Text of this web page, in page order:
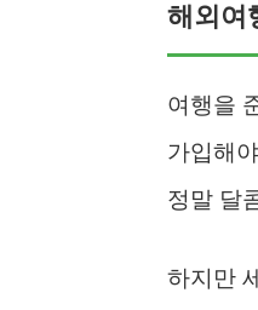
해외여
여행을
가입해
정말 달
하지만